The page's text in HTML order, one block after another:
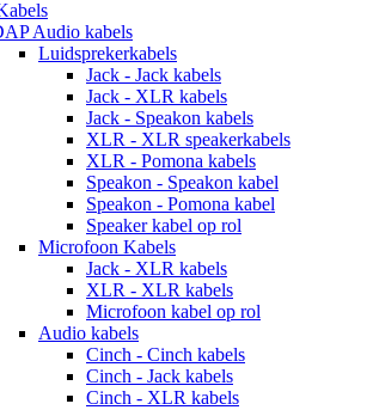
Audio kabels
Luidsprekerkabels
Jack - Jack kabels
Jack - XLR kabels
Jack - Speakon kabels
XLR - XLR speakerkabels
XLR - Pomona kabels
Speakon - Speakon kabel
Speakon - Pomona kabel
Speaker kabel op rol
Microfoon Kabels
Jack - XLR kabels
XLR - XLR kabels
Microfoon kabel op rol
Audio kabels
Cinch - Cinch kabels
Cinch - Jack kabels
Cinch - XLR kabels